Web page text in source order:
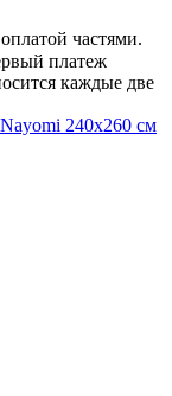
частями.
платеж
каждые две
240x260 см